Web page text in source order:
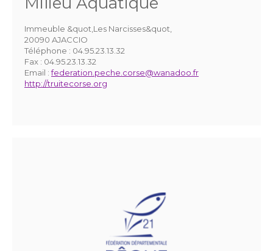
Immeuble &quot,Les Narcisses&quot,
20090 AJACCIO
Téléphone : 04.95.23.13.32
Fax : 04.95.23.13.32
Email :federation.peche.corse@wanadoo.fr
http://truitecorse.org